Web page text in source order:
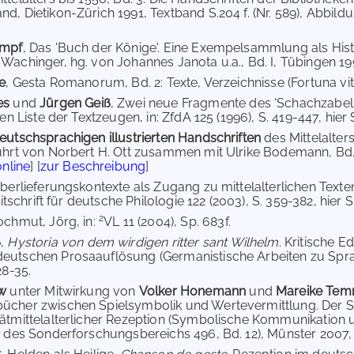
Dietikon-Zürich 1991, Textband S.204 f. (Nr. 589),
, Das 'Buch der Könige'. Eine Exempelsammlung als
hg. von Johannes Janota u.a., Bd. I, Tübingen
, Gesta Romanorum, Bd. 2: Texte, Verzeichnisse (Fortuna
undJürgen Geiß, Zwei neue Fragmente des
Liste der Textzeugen, in: ZfdA 125 (1996), S. 419-447, hier
illustrierten Handschriften des
von Norbert H. Ott zusammen mit Ulrike Bodemann, Bd.
] [zur Beschreibung]
als Zugang zu mittelalterlichen
für deutsche Philologie 122 (2003), S. 359-382, hier
Jörg, in: 2VL 11 (2004), Sp. 683f.
, Hystoria von dem wirdigen ritter sant Wilhelm. Kritische
Prosaauflösung (Germanistische Arbeiten zu
35.
unter Mitwirkung von Volker Honemann und Mareike
zwischen Spielsymbolik und Wertevermittlung. Der
Rezeption (Symbolische Kommunikation
Sonderforschungsbereichs 496, Bd. 12), Münster 2007,